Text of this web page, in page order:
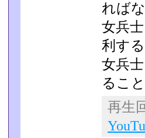
れば
女兵
利す
女兵
るこ
再生